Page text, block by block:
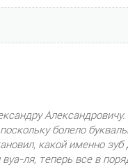
болело
какой именно зуб
ля, теперь все в